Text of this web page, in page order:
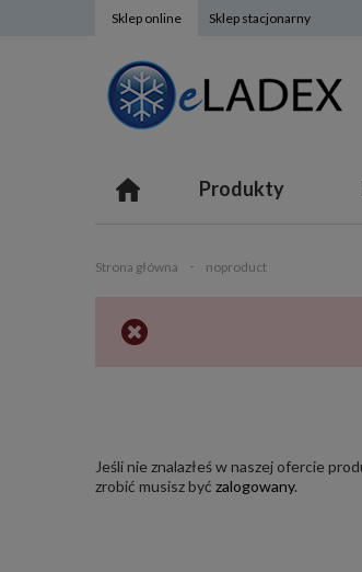
Sklep online Sklep stacjonarny
Produkty
Strona główna noproduct
Jeśli nie znalazłeś w naszej ofercie
zrobić musisz być zalogowany.